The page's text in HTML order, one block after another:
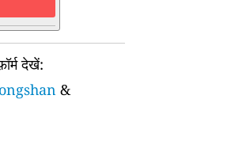
देखें:
&